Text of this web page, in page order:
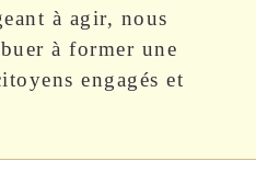
à agir, nous
à former une
engagés et